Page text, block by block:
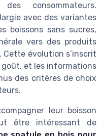
consommateurs.
avec des variantes
boissons sans sucres,
vers des produits
Cette évolution s’inscrit
et les informations
des critères de choix
leur boisson
être intéressant de